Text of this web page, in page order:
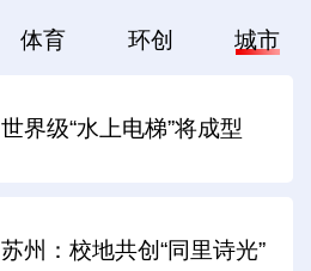
体育 环创 城市
世界级“水上电梯”将成型
苏州：校地共创“同里诗光”